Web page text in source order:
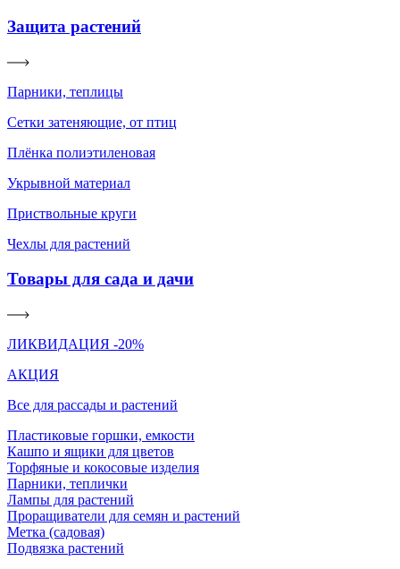
Защита растений
Парники, теплицы
Сетки затеняющие, от птиц
Плёнка полиэтиленовая
Укрывной материал
Приствольные круги
Чехлы для растений
Товары для сада и дачи
ЛИКВИДАЦИЯ -20%
АКЦИЯ
Все для рассады и растений
Пластиковые горшки, емкости
Кашпо и ящики для цветов
Торфяные и кокосовые изделия
Парники, теплички
Лампы для растений
Проращиватели для семян и растений
Метка (садовая)
Подвязка растений